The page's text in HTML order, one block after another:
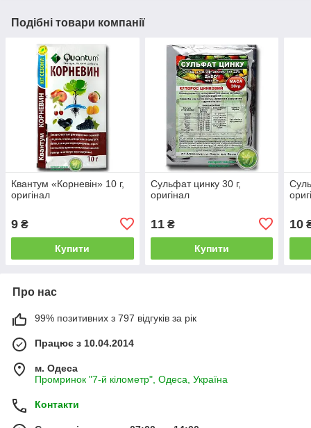
Подібні товари компанії
Квантум «Корневін» 10 г,
оригінал
9 ₴
Купити
Сульфат цинку 30 г,
оригінал
11₴
Купити
10
Про нас
99% позитивних з 797 відгуків за рік
Працює з 10.04.2014
м. Одеса
Промринок "7-й кілометр", Одеса, Україна
Контакти